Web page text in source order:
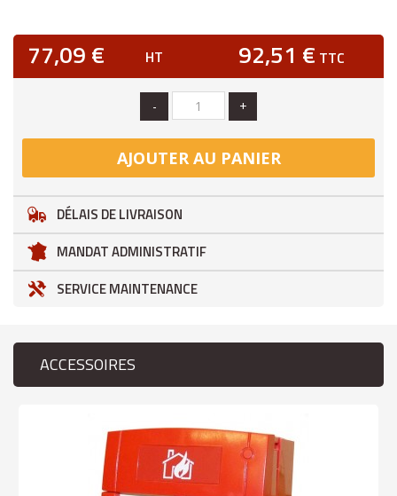
77,09 € HT 92,51 € TTC
- +
AJOUTER AU PANIER
DÉLAIS DE LIVRAISON
MANDAT ADMINISTRATIF
SERVICE MAINTENANCE
ACCESSOIRES